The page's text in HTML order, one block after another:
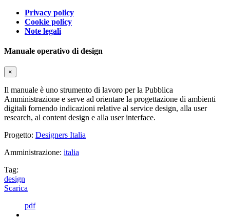
Privacy policy
Cookie policy
Note legali
Manuale operativo di design
×
Il manuale è uno strumento di lavoro per la Pubblica
Amministrazione e serve ad orientare la progettazione di ambienti
digitali fornendo indicazioni relative al service design, alla user
research, al content design e alla user interface.
Progetto: Designers Italia
Amministrazione: italia
Tag:
design
Scarica
pdf